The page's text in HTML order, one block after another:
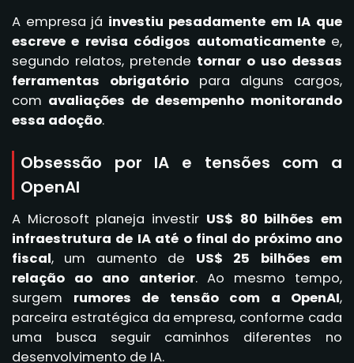
A empresa já investiu pesadamente em IA que
escreve e revisa códigos automaticamentee,
segundo relatos, pretende tornar o uso dessas
ferramentas obrigatório para alguns cargos,
com avaliações de desempenho monitorando
essa adoção.
Obsessão por IA e tensões com a
OpenAI
A Microsoft planeja investir US$ 80 bilhões em
infraestrutura de IA até o final do próximo ano
fiscal, um aumento de US$ 25 bilhões em
relação ao ano anterior. Ao mesmo tempo,
surgem rumores de tensão com a OpenAI,
parceira estratégica da empresa, conforme cada
uma busca seguir caminhos diferentes no
desenvolvimento de IA.